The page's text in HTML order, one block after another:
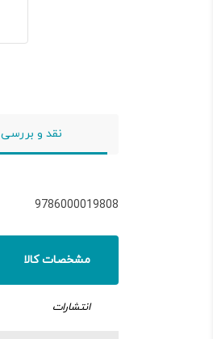
نقد و بررسی
9786000019808
مشخصات کالا
انتشارات